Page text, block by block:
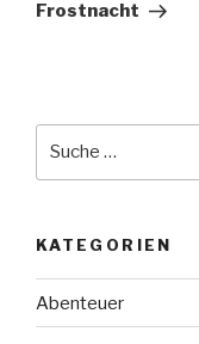
Frostnacht
KATEGORIEN
Abenteuer